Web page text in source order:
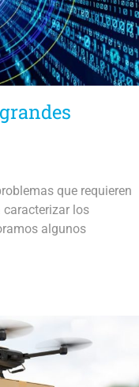
que requieren
los
algunos